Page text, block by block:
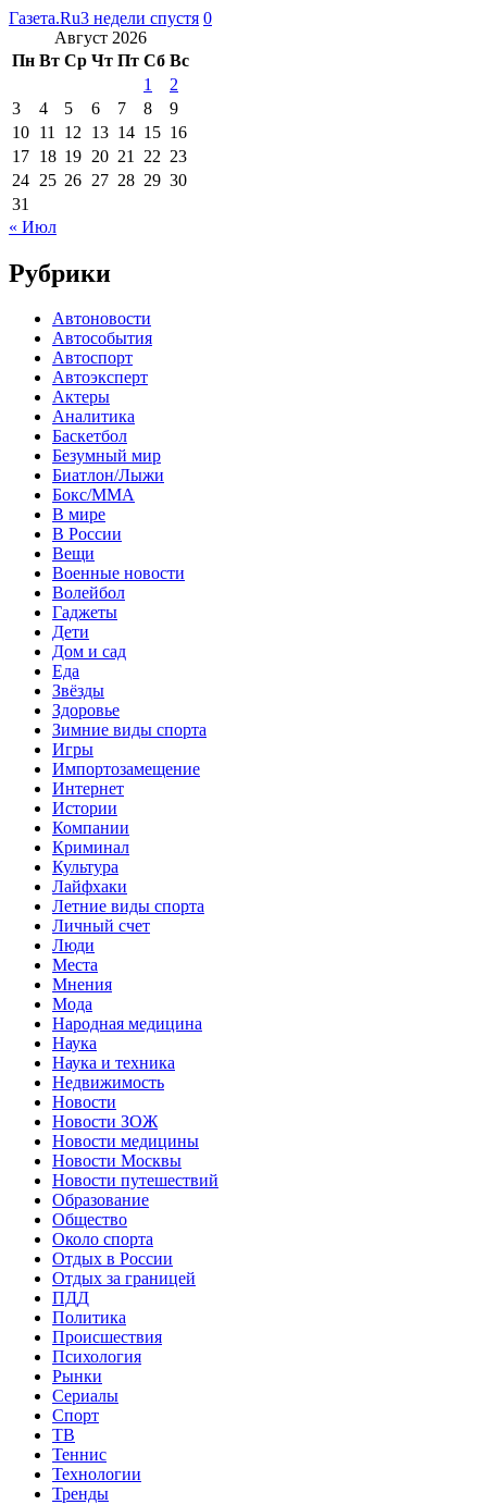
Газета.Ru3 недели спустя 0
Август 2026
Пн Вт Ср Чт Пт Сб Вс
1
2
3
4 5 6 7 8
9
10 11 12 13 14 15 16
17 18 19 20 21 22 23
24 25 26 27 28 29 30
31
« Июл
Рубрики
Автоновости
Автособытия
Автоспорт
Автоэксперт
Актеры
Аналитика
Баскетбол
Безумный мир
Биатлон/Лыжи
Бокс/MMA
В мире
В России
Вещи
Военные новости
Волейбол
Гаджеты
Дети
Дом и сад
Еда
Звёзды
Здоровье
Зимние виды спорта
Игры
Импортозамещение
Интернет
Истории
Компании
Криминал
Культура
Лайфхаки
Летние виды спорта
Личный счет
Люди
Места
Мнения
Мода
Народная медицина
Наука
Наука и техника
Недвижимость
Новости
Новости ЗОЖ
Новости медицины
Новости Москвы
Новости путешествий
Образование
Общество
Около спорта
Отдых в России
Отдых за границей
ПДД
Политика
Происшествия
Психология
Рынки
Сериалы
Спорт
ТВ
Теннис
Технологии
Тренды